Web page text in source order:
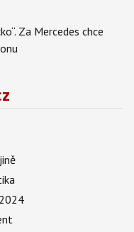
Za Mercedes chce